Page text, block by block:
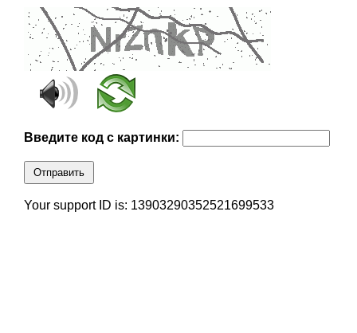
Введите код с картинки:
Отправить
Your support ID is: 13903290352521699533